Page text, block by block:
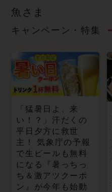
魚さま
キャンペーン・特集
「猛暑日よ、来
い！？」汗だくの
平日夕方に救世
主！ 気象庁の予報
で生ビールも無料
になる『暑っちっ
ち＆激アツクーポ
ン』が今年も始動